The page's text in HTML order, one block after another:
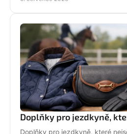
Doplňky pro jezdkyně,
Doplňky pro jezdkyně, které